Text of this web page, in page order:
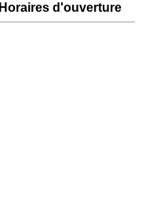
Horaires d'ouverture